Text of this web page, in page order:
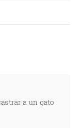
a un gato